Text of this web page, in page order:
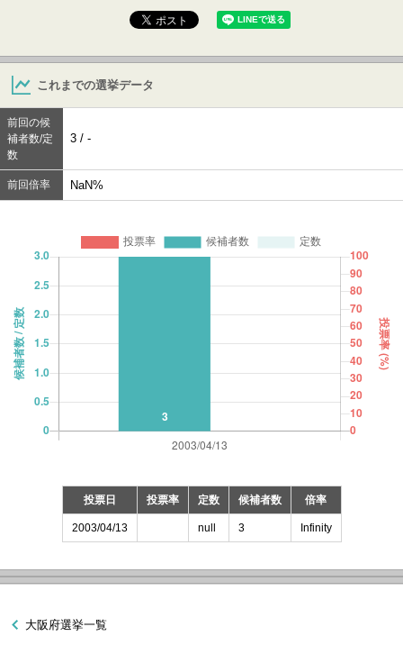
これまでの選挙データ
前回の候
補者数/定
数
3 / -
前回倍率 NaN%
投票日 投票率 定数 候補者数 倍率
2003/04/13 null 3 Infinity
大阪府選挙一覧